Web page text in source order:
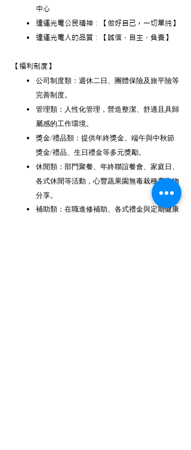
中心
達運光電公民精神：【做好自己，一切單純】
達運光電人的品質：【誠信、自主、負責】
【福利制度】
公司制度類：週休二日、團體保險及旅平險等
完善制度。
管理類：人性化管理，營造整潔、舒適且具歸
屬感的工作環境。
獎金/禮品類：提供年終獎金、端午與中秋節
獎金/禮品、生日禮金等多元獎勵。
休閒類：部門聚餐、年終聯誼餐會、家庭日、
各式休閒等活動，心豐蔬果園無毒栽種農作物
分享。
補助類：在職進修補助、各式禮金與定期健康